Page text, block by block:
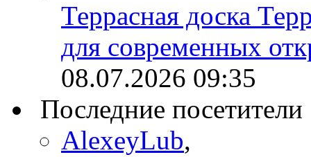
Террасная доска
для современных
08.07.2026 09:35
Последние посетители
AlexeyLub,